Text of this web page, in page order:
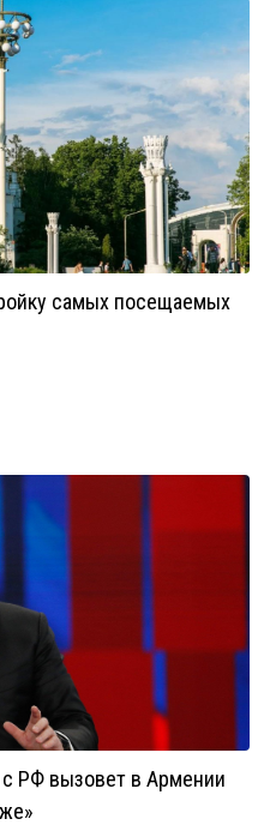
самых посещаемых
РФ вызовет в Армении